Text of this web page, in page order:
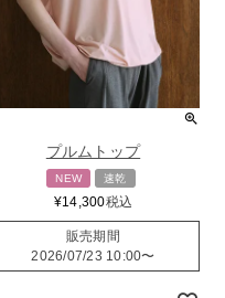
プルムトップ
NEW 速乾
¥14,300税込
販売期間
2026/07/23 10:00〜